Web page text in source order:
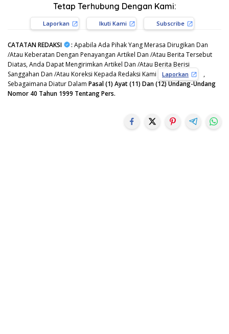
Tetap Terhubung Dengan Kami:
Laporkan Ikuti Kami Subscribe
CATATAN REDAKSI : Apabila Ada Pihak Yang Merasa Dirugikan Dan
/Atau Keberatan Dengan Penayangan Artikel Dan /Atau Berita Tersebut
Diatas, Anda Dapat Mengirimkan Artikel Dan /Atau Berita Berisi
Sanggahan Dan /Atau Koreksi Kepada Redaksi Kami
Laporkan
,
Sebagaimana Diatur Dalam Pasal (1) Ayat (11) Dan (12) Undang-Undang
Nomor 40 Tahun 1999 Tentang Pers.